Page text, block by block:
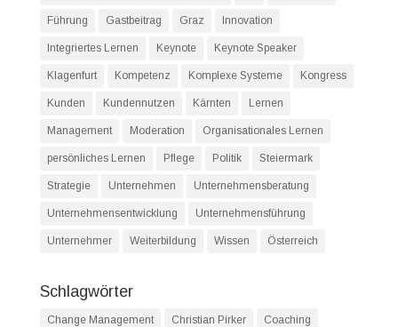
Führung Gastbeitrag Graz Innovation
Integriertes Lernen Keynote Keynote Speaker
Klagenfurt Kompetenz Komplexe Systeme Kongress
Kunden Kundennutzen Kärnten Lernen
Management Moderation Organisationales Lernen
persönliches Lernen Pflege Politik Steiermark
Strategie Unternehmen Unternehmensberatung
Unternehmensentwicklung Unternehmensführung
Unternehmer Weiterbildung Wissen Österreich
Schlagwörter
Change Management Christian Pirker Coaching